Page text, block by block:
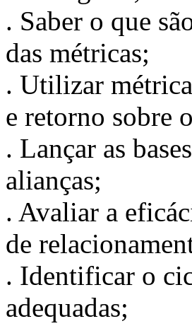
. Saber o que
das métricas;
. Utilizar
e retorno sobre
. Lançar as
alianças;
. Avaliar a
de
. Identificar o
adequadas;